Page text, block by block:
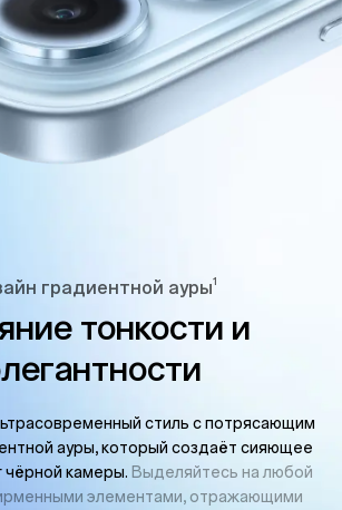
градиентной ауры1
тонкости и
стиль с потрясающим
ауры, который создаёт сияющее
чёрной камеры. Выделяйтесь на любой
элементами, отражающими